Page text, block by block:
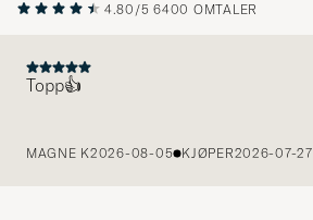
4.80/5 6400 OMTALER
Topp👍
MAGNE K2026-08-05 KJØPER2026-07-27